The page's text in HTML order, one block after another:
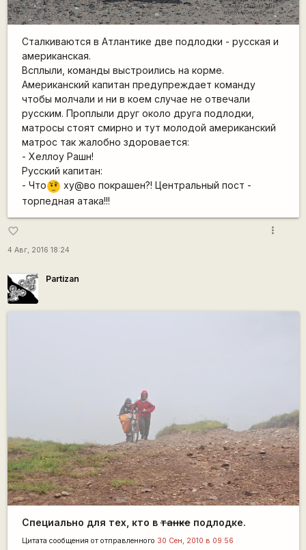
Cталкиваются в Атлантике две подлодки - русская и
американская.
Всплыли, команды выстроились на корме.
Американский капитан предупреждает команду
чтобы молчали и ни в коем случае не отвечали
русским. Проплыли друг около друга подлодки,
матросы стоят смирно и тут молодой американский
матрос так жалобно здоровается:
- Хеллоу Рашн!
Русский капитан:
- Что??? ху@во покрашен?! Центральный пост -
торпедная атака!!!
favorite_border
4 Авг, 2016 18:24
more_vert
Partizan
Специально для тех, кто втанкеподлодке.
Цитата сообщения от отправленного 30 Сен, 2010 в 09:56